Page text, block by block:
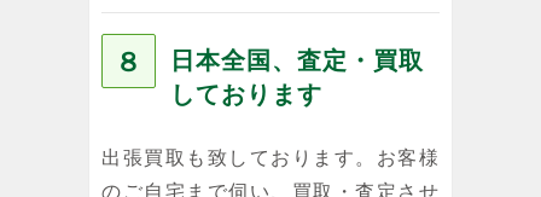
８
日本全国、査定・買取
しております
出張買取も致しております。お客様
のご自宅まで伺い、買取・査定させ